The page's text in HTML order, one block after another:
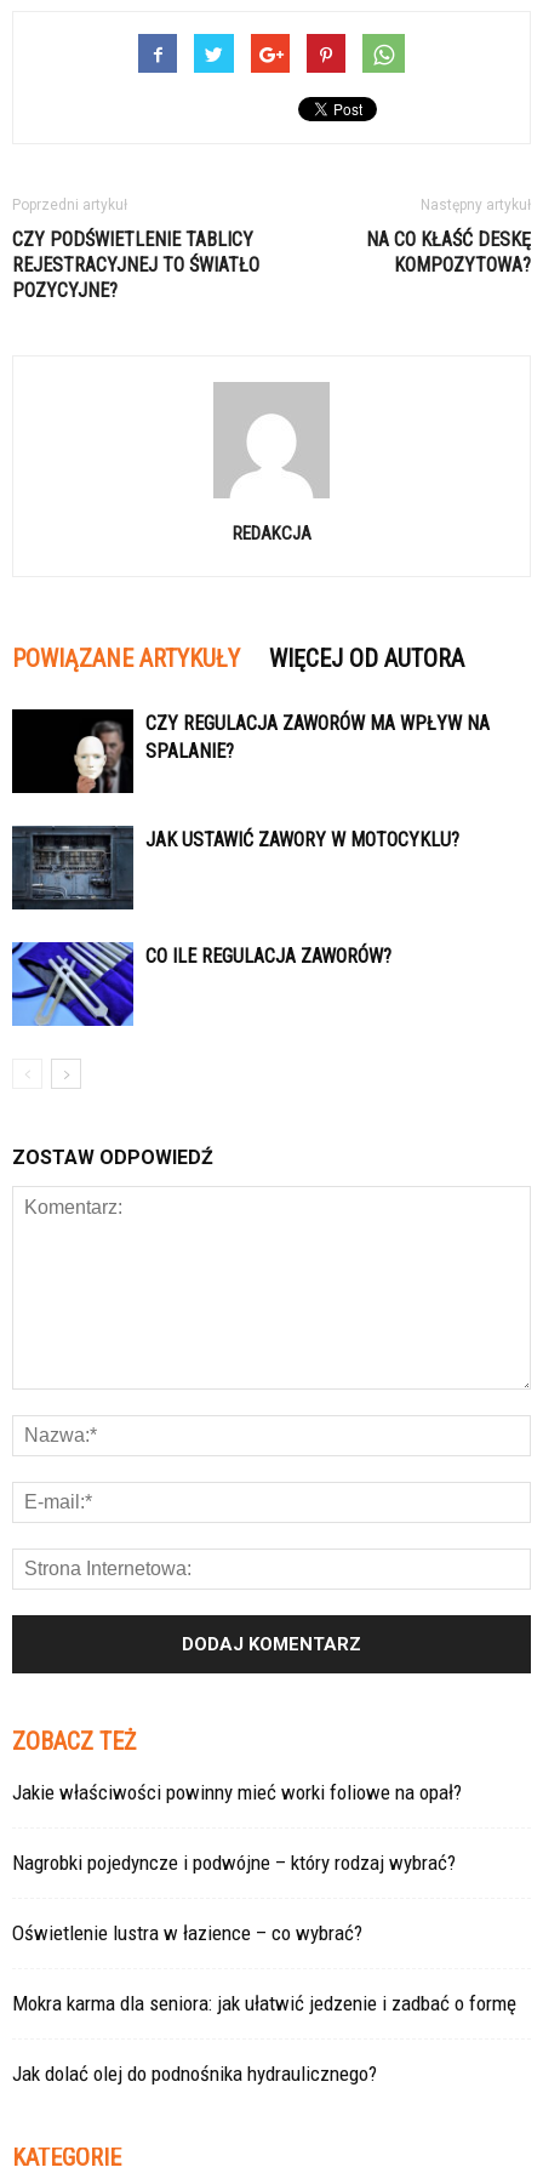
Poprzedni artykuł
CZY PODŚWIETLENIE TABLICY
REJESTRACYJNEJ TO ŚWIATŁO
POZYCYJNE?
Następny artykuł
NA CO KŁAŚĆ DESKĘ
KOMPOZYTOWA?
REDAKCJA
POWIĄZANE ARTYKUŁY WIĘCEJ OD AUTORA
CZY REGULACJA ZAWORÓW MA WPŁYW NA
SPALANIE?
JAK USTAWIĆ ZAWORY W MOTOCYKLU?
CO ILE REGULACJA ZAWORÓW?
ZOSTAW ODPOWIEDŹ
ZOBACZ TEŻ
Jakie właściwości powinny mieć worki foliowe na opał?
Nagrobki pojedyncze i podwójne – który rodzaj wybrać?
Oświetlenie lustra w łazience – co wybrać?
Mokra karma dla seniora: jak ułatwić jedzenie i zadbać o formę
Jak dolać olej do podnośnika hydraulicznego?
KATEGORIE